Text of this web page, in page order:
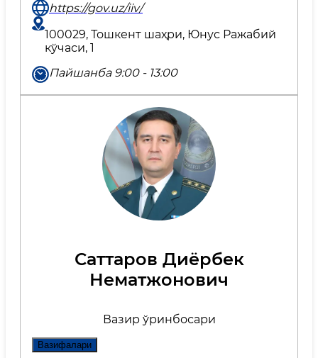
https://gov.uz/iiv/
100029, Тошкент шаҳри, Юнус Ражабий
кўчаси, 1
Пайшанба 9:00 - 13:00
Саттаров Диёрбек
Нематжонович
Вазир ўринбосари
Вазифалари